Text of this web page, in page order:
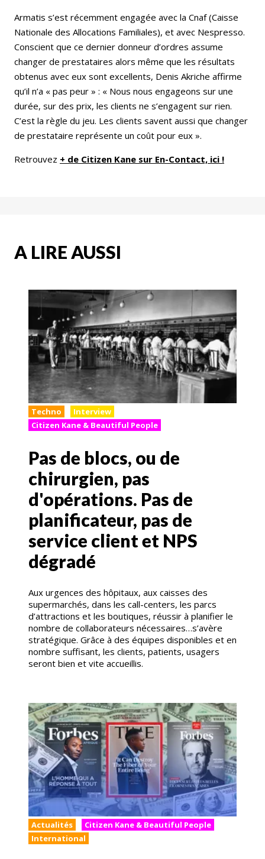
Armatis s’est récemment engagée avec la Cnaf (Caisse
Nationale des Allocations Familiales), et avec Nespresso.
Conscient que ce dernier donneur d’ordres assume
changer de prestataires alors même que les résultats
obtenus avec eux sont excellents, Denis Akriche affirme
qu’il n’a « pas peur » : « Nous nous engageons sur une
durée, sur des prix, les clients ne s’engagent sur rien.
C’est la règle du jeu. Les clients savent aussi que changer
de prestataire représente un coût pour eux ».
Retrouvez + de Citizen Kane sur En-Contact, ici !
A LIRE AUSSI
Techno
Interview
Citizen Kane & Beautiful People
Pas de blocs, ou de
chirurgien, pas
d'opérations. Pas de
planificateur, pas de
service client et NPS
dégradé
Aux urgences des hôpitaux, aux caisses des
supermarchés, dans les call-centers, les parcs
d’attractions et les boutiques, réussir à planifier le
nombre de collaborateurs nécessaires…s’avère
stratégique. Grâce à des équipes disponibles et en
nombre suffisant, les clients, patients, usagers
seront bien et vite accueillis.
Actualités
Citizen Kane & Beautiful People
International